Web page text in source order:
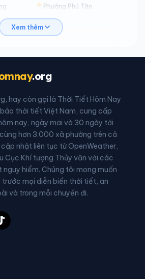
Phường Phú Tân
Phường Sơn Đông
Hòa
Xã An Hiệp
Xã An Phú Tân
Xã An Trường
Xã Bảo Thạnh
Xã Bình Phú
Xem thêm
.org
hay còn gọi là Thời Tiết Hôm Nay
thời tiết Việt Nam, cung cấp
nay, ngày mai và 30 ngày tới
hơn 3.000 xã phường trên cả
nhật liên tục từ OpenWeather,
Cục Khí tượng Thủy văn với các
hiểm. Chúng tôi mong muốn
trước mọi diễn biến thời tiết, an
và trong mỗi chuyến đi.